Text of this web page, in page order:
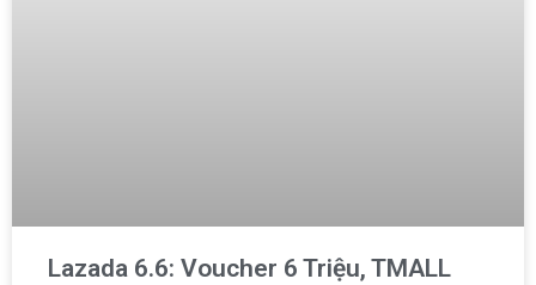
Lazada 6.6: Voucher 6 Triệu, TMALL